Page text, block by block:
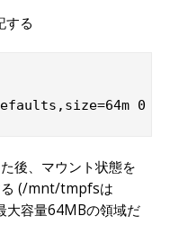
する
0 0
後、マウント状態を
る (/mnt/tmpfsは
大容量64MBの領域だ